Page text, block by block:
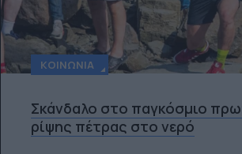
ΚΟΙΝΩΝΊΑ
Σκάνδαλο στο παγκόσμιο
ρίψης πέτρας στο νερό